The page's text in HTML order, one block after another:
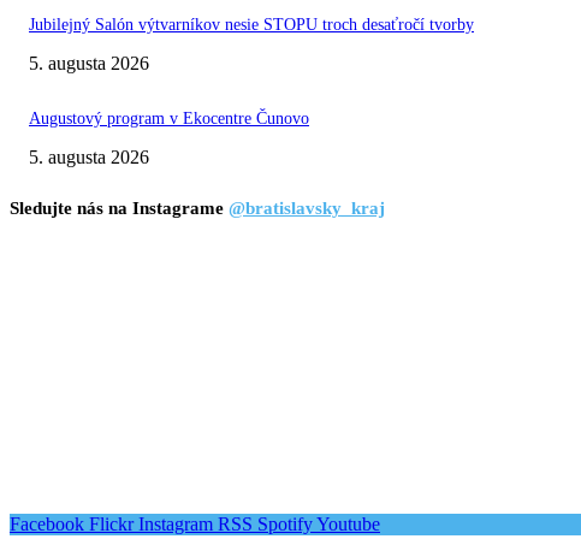
Jubilejný Salón výtvarníkov nesie STOPU troch desaťročí tvorby
5. augusta 2026
Augustový program v Ekocentre Čunovo
5. augusta 2026
Sledujte nás na Instagrame @bratislavsky_kraj
Facebook Flickr Instagram RSS SpotifyYoutube